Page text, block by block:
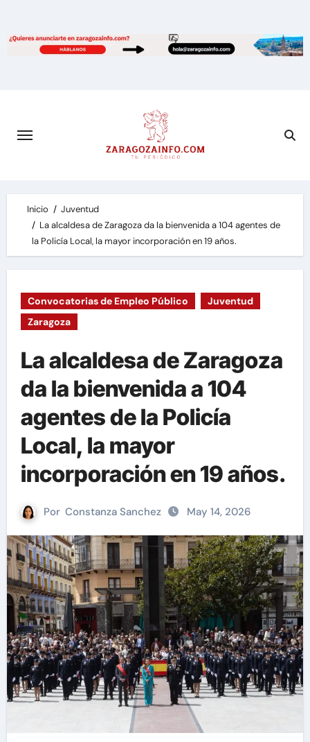
contenido
Inicio
Juventud
La alcaldesa de Zaragoza da la bienvenida a 104 agentes de
la Policía Local, la mayor incorporación en 19 años.
Convocatorias de Empleo Público
Juventud
Zaragoza
La alcaldesa de Zaragoza
da la bienvenida a 104
agentes de la Policía
Local, la mayor
incorporación en 19 años.
Por Constanza Sanchez May 14, 2026